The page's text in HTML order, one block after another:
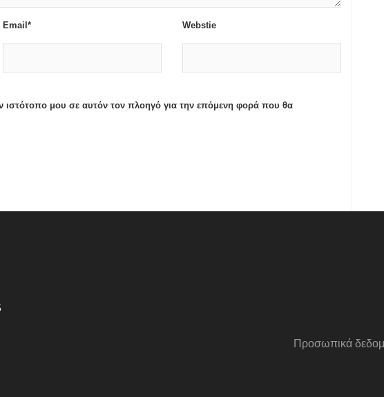
Email* Webstie
ιστότοπο μου σε αυτόν τον πλοηγό για την επόμενη φορά που θα
Προσωπικά